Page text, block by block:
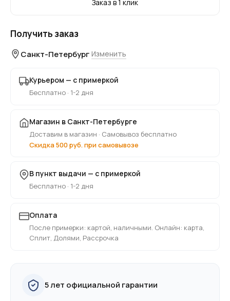
Заказ в 1 клик
Получить заказ
Санкт-Петербург Изменить
Курьером — с примеркой
Бесплатно · 1-2 дня
Магазин в Санкт-Петербурге
Доставим в магазин · Самовывоз бесплатно
Скидка 500 руб. при самовывозе
В пункт выдачи — с примеркой
Бесплатно · 1-2 дня
Оплата
После примерки: картой, наличными. Онлайн: карта,
Сплит, Долями, Рассрочка
5 лет официальной гарантии